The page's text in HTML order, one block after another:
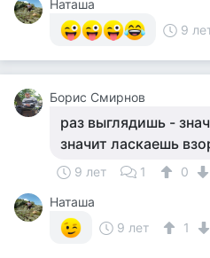
Наташа
9
Борис Смирнов
раз выглядишь -
значит ласкаешь
9 лет 1
0
Наташа
9 лет
1